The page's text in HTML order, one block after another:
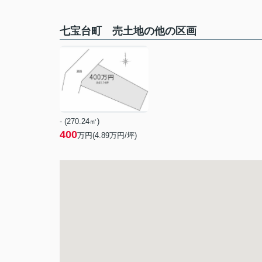
七宝台町 売土地の他の区画
- (270.24㎡)
400万円(4.89万円/坪)